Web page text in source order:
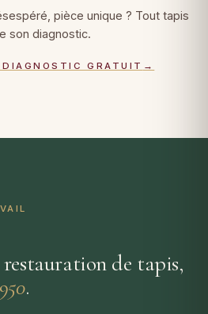
pièce unique ? Tout tapis
son diagnostic.
DIAGNOSTIC GRATUIT →
restauration de tapis,
.